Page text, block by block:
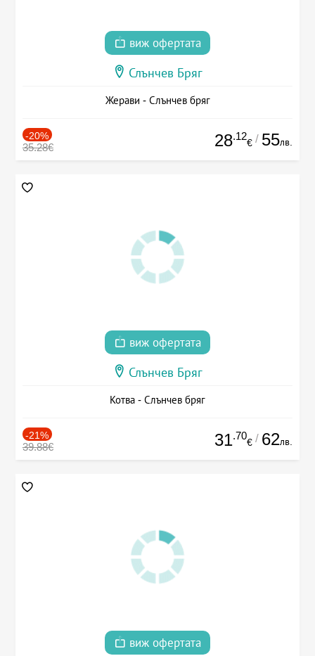
виж офертата
Слънчев Бряг
Жерави - Слънчев бряг
-20%
35.28€ 28.12
€ / 55лв.
виж офертата
Слънчев Бряг
Котва - Слънчев бряг
-21%
39.88€ 31.70
€ / 62лв.
виж офертата